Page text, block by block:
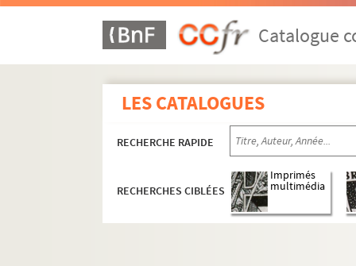
Catalogue
LES CATALOGUES
RECHERCHE RAPIDE
RECHERCHES CIBLÉES
Imprimés
multimédia